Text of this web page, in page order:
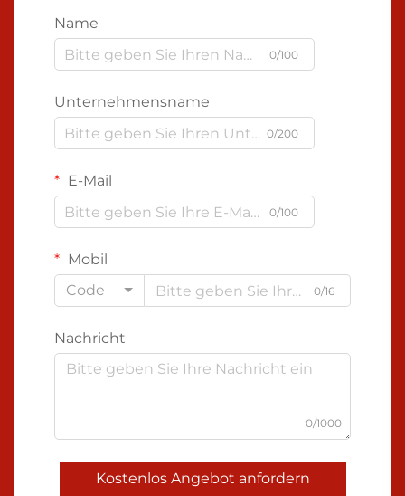
Name
0/100
Unternehmensname
0/200
E-Mail
0/100
Mobil
Code
0/16
Nachricht
0/1000
Kostenlos Angebot anfordern